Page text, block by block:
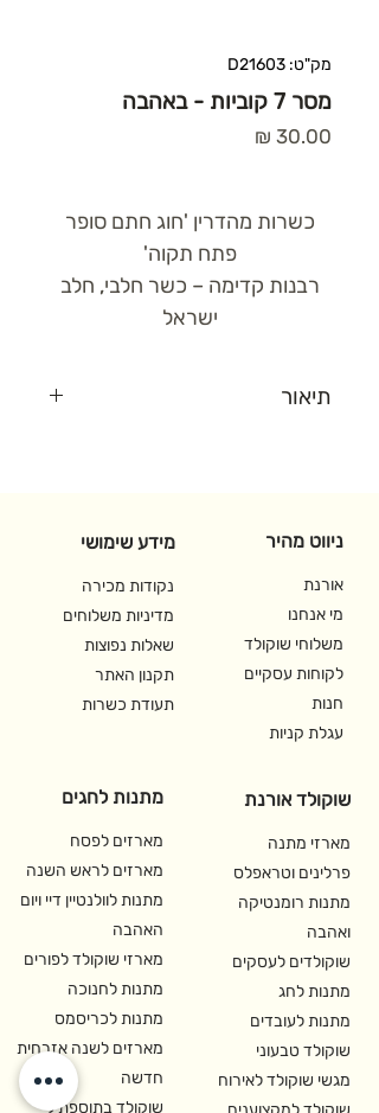
מק"ט: D21603
מסר 7 קוביות - באהבה
כשרות מהדרין 'חוג חתם סופר
פתח תקוה'
רבנות קדימה – כשר חלבי, חלב
ישראל
תיאור
מידע שימושי
נקודות מכירה
מדיניות משלוחים
שאלות נפוצות
תקנון האתר
תעודת כשרות
ניווט מהיר
אורנת
מי אנחנו
משלוחי שוקולד
לקוחות עסקיים
חנות
עגלת קניות
מתנות לחגים
מארזים לפסח
מארזים לראש השנה
מתנות לוולנטיין דיי ויום
האהבה
מארזי שוקולד לפורים
מתנות לחנוכה
מתנות לכריסמס
מארזים לשנה אזרחית
חדשה
שוקולד בתוספת ל-
שוקולד אורנת
מארזי מתנה
פרלינים וטראפלס
מתנות רומנטיקה
ואהבה
שוקולדים לעסקים
מתנות לחג
מתנות לעובדים
שוקולד טבעוני
מגשי שוקולד לאירוח